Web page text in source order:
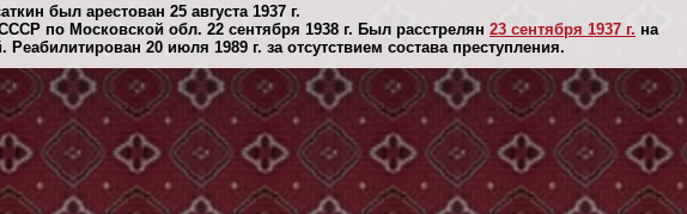
был арестован 25 августа 1937 г.
по Московской обл. 22 сентября 1938 г. Был расстрелян 23 сентября 1937 г. на
20 июля 1989 г. за отсутствием состава преступления.